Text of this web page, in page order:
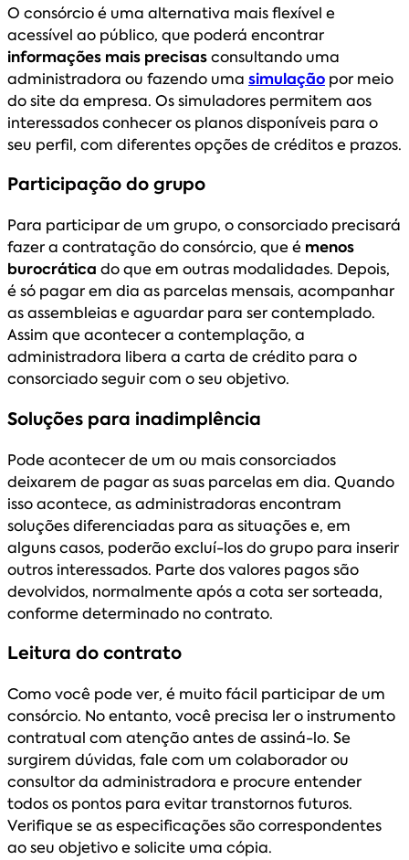
O consórcio é uma alternativa mais flexível e
acessível ao público, que poderá encontrar
informações mais precisasconsultando uma
administradora ou fazendo uma simulação por meio
do site da empresa. Os simuladores permitem aos
interessados conhecer os planos disponíveis para o
seu perfil, com diferentes opções de créditos e prazos.
Participação do grupo
Para participar de um grupo, o consorciado precisará
fazer a contratação do consórcio, que é menos
burocrática do que em outras modalidades. Depois,
é só pagar em dia as parcelas mensais, acompanhar
as assembleias e aguardar para ser contemplado.
Assim que acontecer a contemplação, a
administradora libera a carta de crédito para o
consorciado seguir com o seu objetivo.
Soluções para inadimplência
Pode acontecer de um ou mais consorciados
deixarem de pagar as suas parcelas em dia. Quando
isso acontece, as administradoras encontram
soluções diferenciadas para as situações e, em
alguns casos, poderão excluí-los do grupo para inserir
outros interessados. Parte dos valores pagos são
devolvidos, normalmente após a cota ser sorteada,
conforme determinado no contrato.
Leitura do contrato
Como você pode ver, é muito fácil participar de um
consórcio. No entanto, você precisa ler o instrumento
contratual com atenção antes de assiná-lo. Se
surgirem dúvidas, fale com um colaborador ou
consultor da administradora e procure entender
todos os pontos para evitar transtornos futuros.
Verifique se as especificações são correspondentes
ao seu objetivo e solicite uma cópia.